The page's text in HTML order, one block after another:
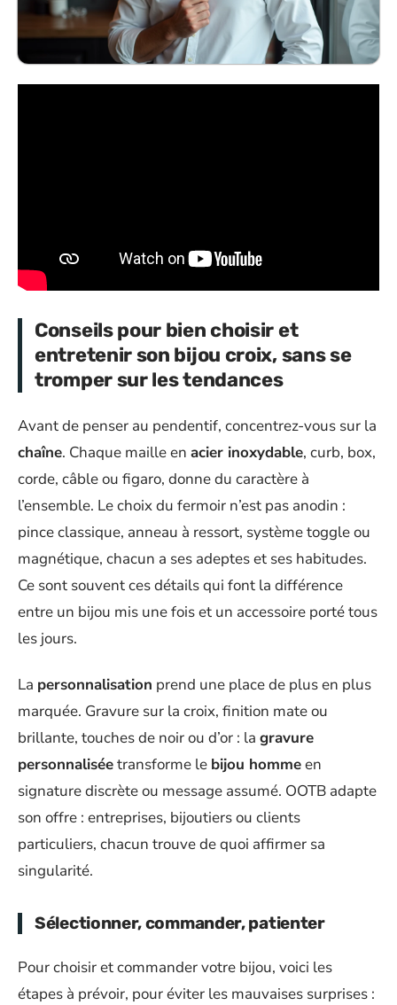
Conseils pour bien choisir et
entretenir son bijou croix, sans se
tromper sur les tendances
Avant de penser au pendentif, concentrez-vous sur la
chaîne. Chaque maille en acier inoxydable, curb, box,
corde, câble ou figaro, donne du caractère à
l’ensemble. Le choix du fermoir n’est pas anodin :
pince classique, anneau à ressort, système toggle ou
magnétique, chacun a ses adeptes et ses habitudes.
Ce sont souvent ces détails qui font la différence
entre un bijou mis une fois et un accessoire porté tous
les jours.
La personnalisation prend une place de plus en plus
marquée. Gravure sur la croix, finition mate ou
brillante, touches de noir ou d’or : la gravure
personnaliséetransforme le bijou hommeen
signature discrète ou message assumé. OOTB adapte
son offre : entreprises, bijoutiers ou clients
particuliers, chacun trouve de quoi affirmer sa
singularité.
Sélectionner, commander, patienter
Pour choisir et commander votre bijou, voici les
étapes à prévoir, pour éviter les mauvaises surprises :